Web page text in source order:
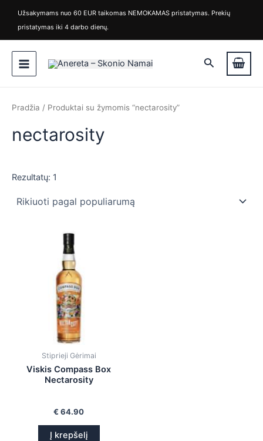
turinio
Užsakymams nuo 60 EUR taikomas NEMOKAMAS pristatymas. Prekių
pristatymas iki 4 darbo dienų.
Main
Menu
Paieška
k
a
n
s
k
i
Pradžia / Produktai su žymomis “nectarosity”
nectarosity
Rezultatų: 1
Stiprieji Gėrimai
Viskis Compass Box
Nectarosity
€ 64.90
Į krepšelį